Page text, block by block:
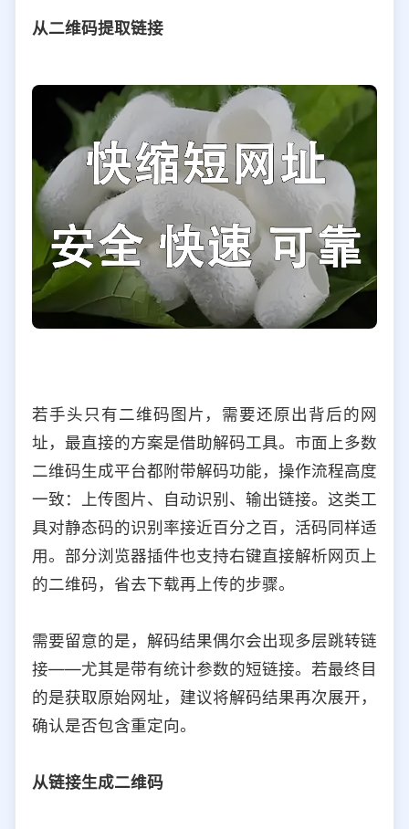
从二维码提取链接
若手头只有二维码图片，需要还原出背后的网
址，最直接的方案是借助解码工具。市面上多数
二维码生成平台都附带解码功能，操作流程高度
一致：上传图片、自动识别、输出链接。这类工
具对静态码的识别率接近百分之百，活码同样适
用。部分浏览器插件也支持右键直接解析网页上
的二维码，省去下载再上传的步骤。
需要留意的是，解码结果偶尔会出现多层跳转链
接——尤其是带有统计参数的短链接。若最终目
的是获取原始网址，建议将解码结果再次展开，
确认是否包含重定向。
从链接生成二维码